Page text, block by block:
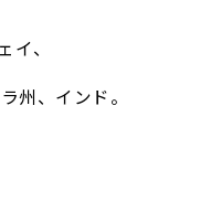
イ、
州、インド。